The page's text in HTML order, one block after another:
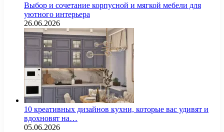
Выбор и сочетание корпусной и мягкой мебели для
уютного интерьера
26.06.2026
10 креативных дизайнов кухни, которые вас удивят и
вдохновят на…
05.06.2026